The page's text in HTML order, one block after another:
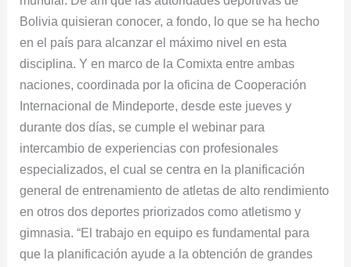
Bolivia quisieran conocer, a fondo, lo que se ha hecho
en el país para alcanzar el máximo nivel en esta
disciplina. Y en marco de la Comixta entre ambas
naciones, coordinada por la oficina de Cooperación
Internacional de Mindeporte, desde este jueves y
durante dos días, se cumple el webinar para
intercambio de experiencias con profesionales
especializados, el cual se centra en la planificación
general de entrenamiento de atletas de alto rendimiento
en otros dos deportes priorizados como atletismo y
gimnasia. “El trabajo en equipo es fundamental para
que la planificación ayude a la obtención de grandes